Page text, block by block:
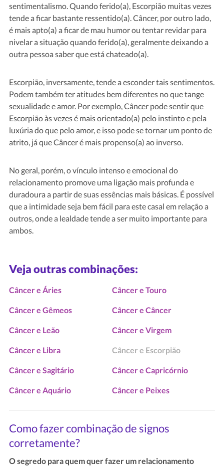
sentimentalismo. Quando ferido(a), Escorpião muitas vezes
tende a ficar bastante ressentido(a). Câncer, por outro lado,
é mais apto(a) a ficar de mau humor ou tentar revidar para
nivelar a situação quando ferido(a), geralmente deixando a
outra pessoa saber que está chateado(a).
Escorpião, inversamente, tende a esconder tais sentimentos.
Podem também ter atitudes bem diferentes no que tange
sexualidade e amor. Por exemplo, Câncer pode sentir que
Escorpião às vezes é mais orientado(a) pelo instinto e pela
luxúria do que pelo amor, e isso pode se tornar um ponto de
atrito, já que Câncer é mais propenso(a) ao inverso.
No geral, porém, o vínculo intenso e emocional do
relacionamento promove uma ligação mais profunda e
duradoura a partir de suas essências mais básicas. É possível
que a intimidade seja bem fácil para este casal em relação a
outros, onde a lealdade tende a ser muito importante para
ambos.
Veja outras combinações:
Câncer e Áries Câncer e Touro
Câncer e Gêmeos Câncer e Câncer
Câncer e Leão Câncer e Virgem
Câncer e Libra Câncer e Escorpião
Câncer e Sagitário Câncer e Capricórnio
Câncer e Aquário Câncer e Peixes
Como fazer combinação de signos
corretamente?
O segredo para quem quer fazer um relacionamento